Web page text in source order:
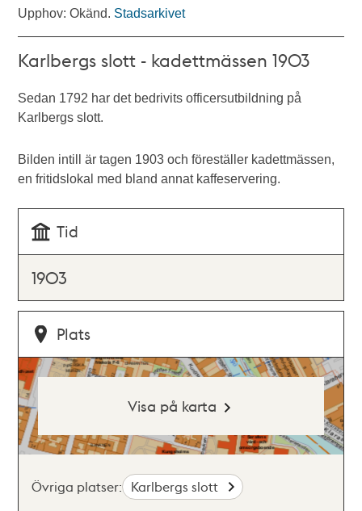
Upphov: Okänd. Stadsarkivet
Karlbergs slott - kadettmässen 1903
Sedan 1792 har det bedrivits officersutbildning på
Karlbergs slott.
Bilden intill är tagen 1903 och föreställer kadettmässen,
en fritidslokal med bland annat kaffeservering.
Tid
1903
Plats
Visa på karta
Övriga platser: Karlbergs slott